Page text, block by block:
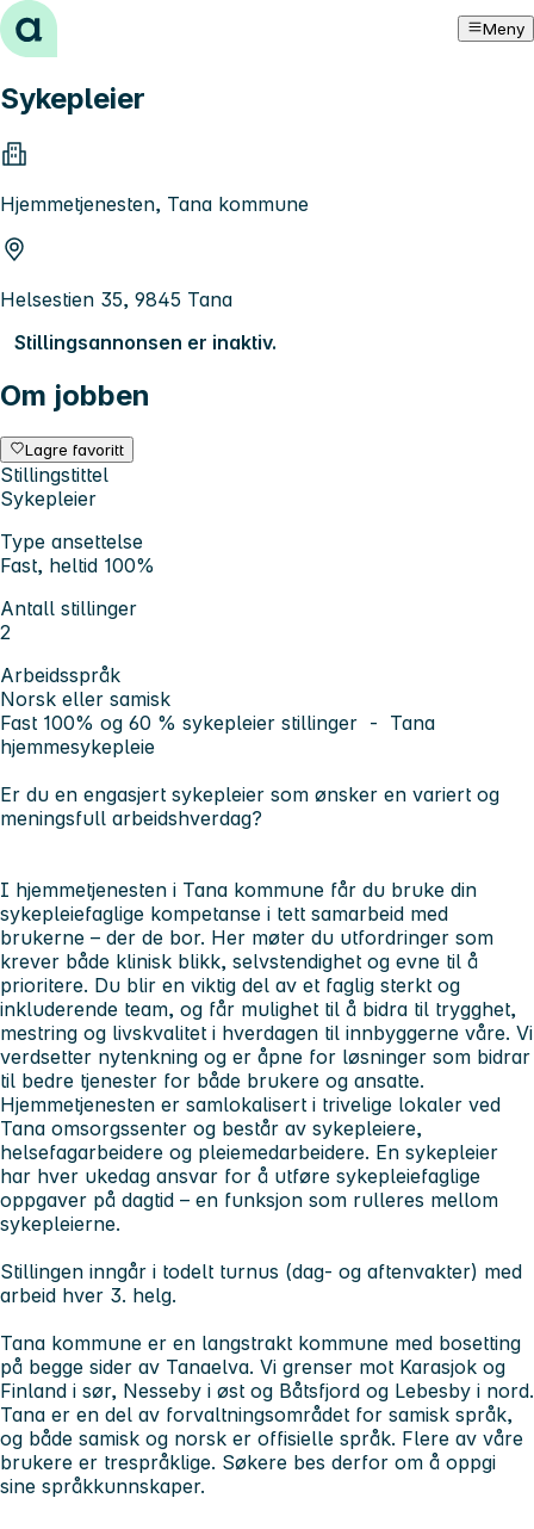
Hopp til innhold Meny
Sykepleier
Hjemmetjenesten, Tana kommune
Helsestien 35, 9845 Tana
Stillingsannonsen er inaktiv.
Om jobben
Lagre favoritt
Stillingstittel
Sykepleier
Type ansettelse
Fast, heltid 100%
Antall stillinger
2
Arbeidsspråk
Norsk eller samisk
Fast 100% og 60 % sykepleier stillinger - Tana
hjemmesykepleie
Er du en engasjert sykepleier som ønsker en variert og
meningsfull arbeidshverdag?
I hjemmetjenesten i Tana kommune får du bruke din
sykepleiefaglige kompetanse i tett samarbeid med
brukerne – der de bor. Her møter du utfordringer som
krever både klinisk blikk, selvstendighet og evne til å
prioritere. Du blir en viktig del av et faglig sterkt og
inkluderende team, og får mulighet til å bidra til trygghet,
mestring og livskvalitet i hverdagen til innbyggerne våre. Vi
verdsetter nytenkning og er åpne for løsninger som bidrar
til bedre tjenester for både brukere og ansatte.
Hjemmetjenesten er samlokalisert i trivelige lokaler ved
Tana omsorgssenter og består av sykepleiere,
helsefagarbeidere og pleiemedarbeidere. En sykepleier
har hver ukedag ansvar for å utføre sykepleiefaglige
oppgaver på dagtid – en funksjon som rulleres mellom
sykepleierne.
Stillingen inngår i todelt turnus (dag- og aftenvakter) med
arbeid hver 3. helg.
Tana kommune er en langstrakt kommune med bosetting
på begge sider av Tanaelva. Vi grenser mot Karasjok og
Finland i sør, Nesseby i øst og Båtsfjord og Lebesby i nord.
Tana er en del av forvaltningsområdet for samisk språk,
og både samisk og norsk er offisielle språk. Flere av våre
brukere er trespråklige. Søkere bes derfor om å oppgi
sine språkkunnskaper.